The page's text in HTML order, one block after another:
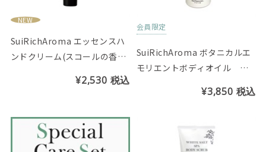
NEW
SuiRichAroma エッセンスハ
ンドクリーム(スコールの香り)
¥2,530 税込
会員限定
SuiRichAroma ボタニカルエ
モリエントボディオイル シ
¥3,850 税込